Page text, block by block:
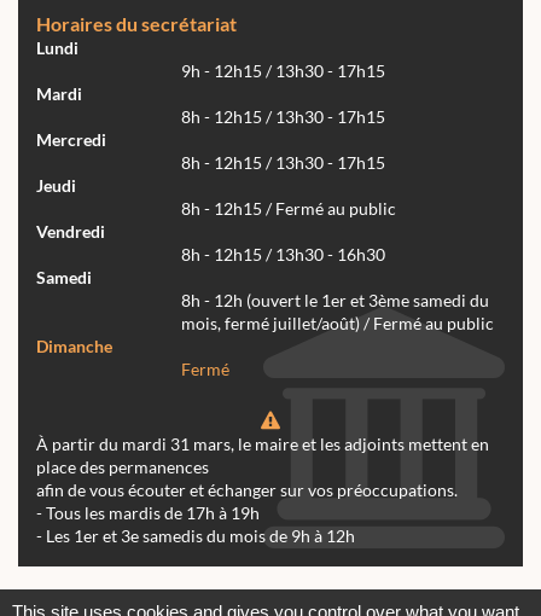
Horaires du secrétariat
Lundi
9h - 12h15 / 13h30 - 17h15
Mardi
8h - 12h15 / 13h30 - 17h15
Mercredi
8h - 12h15 / 13h30 - 17h15
Jeudi
8h - 12h15 / Fermé au public
Vendredi
8h - 12h15 / 13h30 - 16h30
Samedi
8h - 12h (ouvert le 1er et 3ème samedi du
mois, fermé juillet/août) / Fermé au public
Dimanche
Fermé
À partir du mardi 31 mars, le maire et les adjoints mettent en
place des permanences
afin de vous écouter et échanger sur vos préoccupations.
- Tous les mardis de 17h à 19h
- Les 1er et 3e samedis du mois de 9h à 12h
This site uses cookies and gives you control over what you want